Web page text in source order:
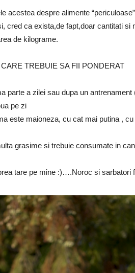
acestea despre alimente
cred ca exista,de fapt,doar cantitati si
de kilograme.
TREBUIE SA FII PONDERAT
parte a zilei sau dupa un
pe zi
este maioneza, cu cat mai putina ,
grasime si trebuie consumate in
tare pe mine :)….Noroc si sarbatori